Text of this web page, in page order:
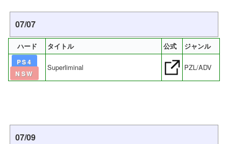
07/07
ハード タイトル 公式
ジャンル
PS4
NSW
Superliminal PZL/ADV
07/09